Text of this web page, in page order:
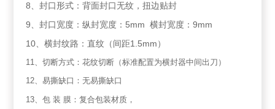
8、封口形式：背面封口无纹，扭边贴封
9、封口宽度：纵封宽度： 5mm横封宽度：9mm
10、横封纹路：直纹（间距1.5mm ）
11、切断方式：花纹切断（标准配置为横封器中间出刀）
12、易撕缺口：无易撕缺口
13、包 装 膜：复合包装材质，